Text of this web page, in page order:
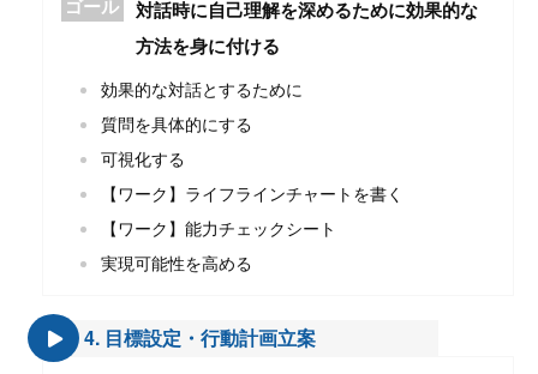
ゴール
対話時に自己理解を深めるために効果的な
方法を身に付ける
効果的な対話とするために
質問を具体的にする
可視化する
【ワーク】ライフラインチャートを書く
【ワーク】能力チェックシート
実現可能性を高める
4. 目標設定・行動計画立案